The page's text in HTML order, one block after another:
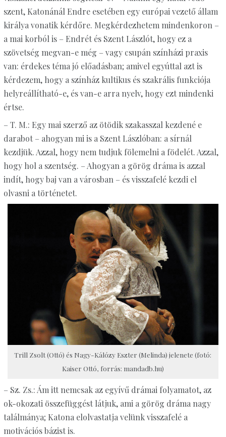
szent, Katonánál Endre esetében egy európai vezető állam
királya vonatik kérdőre. Megkérdezhetem mindenkoron –
a mai korból is – Endrét és Szent Lászlót, hogy ez a
szövetség megvan-e még – vagy csupán színházi praxis
van: érdekes téma jó előadásban; amivel egyúttal azt is
kérdezem, hogy a színház kultikus és szakrális funkciója
helyreállítható-e, és van-e arra nyelv, hogy ezt mindenki
értse.
– T. M.: Egy mai szerző az ötödik szakasszal kezdené e
darabot – ahogyan mi is a Szent Lászlóban: a sírnál
kezdjük. Azzal, hogy nem tudjuk fölemelni a födelét. Azzal,
hogy hol a szentség. – Ahogyan a görög dráma is azzal
indít, hogy baj van a városban – és visszafelé kezdi el
olvasni a történetet.
Trill Zsolt (Ottó) és Nagy-Kálózy Eszter (Melinda) jelenete (fotó:
Kaiser Ottó, forrás: mandadb.hu)
– Sz. Zs.: Ám itt nemcsak az egyívű drámai folyamatot, az
ok-okozati összefüggést látjuk, ami a görög dráma nagy
találmánya; Katona elolvastatja velünk visszafelé a
motivációs bázist is.